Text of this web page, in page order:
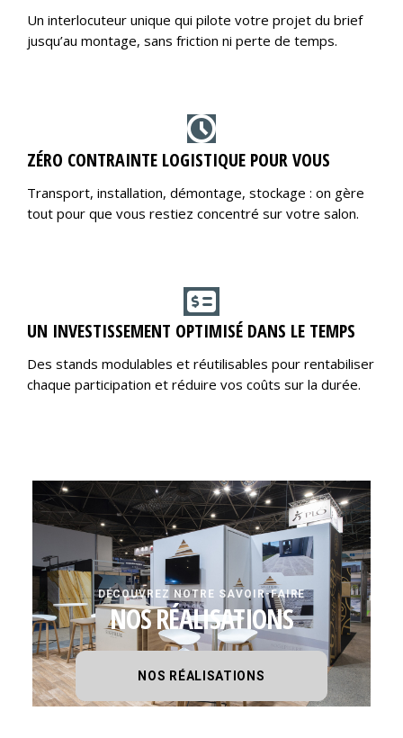
Un interlocuteur unique qui pilote votre projet du brief
jusqu’au montage, sans friction ni perte de temps.
ZÉRO CONTRAINTE LOGISTIQUE POUR VOUS
Transport, installation, démontage, stockage : on gère
tout pour que vous restiez concentré sur votre salon.
UN INVESTISSEMENT OPTIMISÉ DANS LE TEMPS
Des stands modulables et réutilisables pour rentabiliser
chaque participation et réduire vos coûts sur la durée.
DÉCOUVREZ NOTRE SAVOIR-FAIRE
NOS RÉALISATIONS
NOS RÉALISATIONS